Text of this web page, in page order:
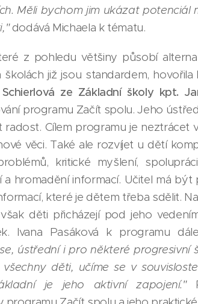
Měli bychom jim ukázat potenciál
dodává Michaela k tématu.
z pohledu většiny působí
již jsou standardem, hovořila
ze Základní školy kpt.
programu Začít spolu. Jeho
Cílem programu je neztrácet
věci. Také ale rozvíjet u dětí
kritické myšlení,
hromadění informací. Učitel má
které je dětem třeba sdělit.
děti přicházejí pod jeho
Ivana Pasáková k programu
ústřední i pro některé progresivní
děti, učíme se v
je jeho aktivní zapojení."